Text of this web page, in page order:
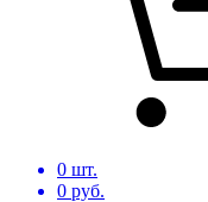
0 шт.
0 руб.